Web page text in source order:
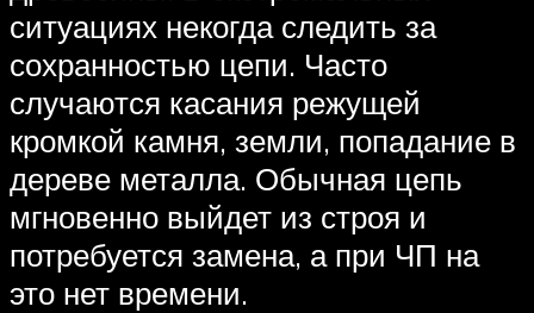
ситуациях некогда следить за
сохранностью цепи. Часто
случаются касания режущей
кромкой камня, земли, попадание в
дереве металла. Обычная цепь
мгновенно выйдет из строя и
потребуется замена, а при ЧП на
это нет времени.